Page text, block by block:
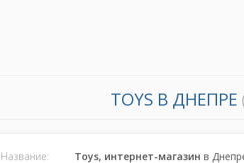
TOYS В ДНЕПРЕ
Название: Toys, интернет-магазин в